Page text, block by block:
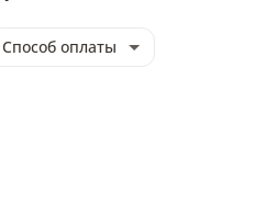
Способ оплаты